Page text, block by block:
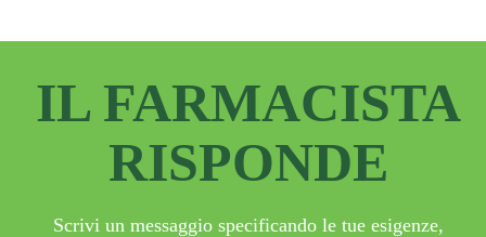
IL FARMACISTA
RISPONDE
Scrivi un messaggio specificando le tue esigenze,